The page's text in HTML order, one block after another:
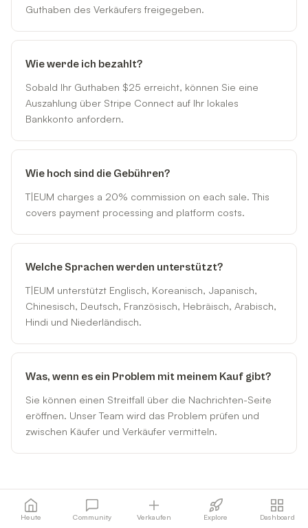
Guthaben des Verkäufers freigegeben.
Wie werde ich bezahlt?
Sobald Ihr Guthaben $25 erreicht, können Sie eine
Auszahlung über Stripe Connect auf Ihr lokales
Bankkonto anfordern.
Wie hoch sind die Gebühren?
T|EUM charges a 20% commission on each sale. This
covers payment processing and platform costs.
Welche Sprachen werden unterstützt?
T|EUM unterstützt Englisch, Koreanisch, Japanisch,
Chinesisch, Deutsch, Französisch, Hebräisch, Arabisch,
Hindi und Niederländisch.
Was, wenn es ein Problem mit meinem Kauf gibt?
Sie können einen Streitfall über die Nachrichten-Seite
eröffnen. Unser Team wird das Problem prüfen und
zwischen Käufer und Verkäufer vermitteln.
Heute Community Verkaufen Explore Dashboard